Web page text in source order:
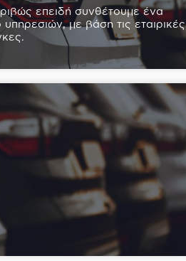
επειδή συνθέτουμε ένα
υπηρεσιών, με βάση τις εταιρικές